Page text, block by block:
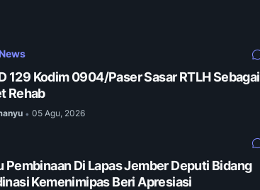
129 Kodim 0904/Paser Sasar RTLH Sebagai
Rehab
• 05 Agu, 2026
Pembinaan Di Lapas Jember Deputi Bidang
Kemenimipas Beri Apresiasi